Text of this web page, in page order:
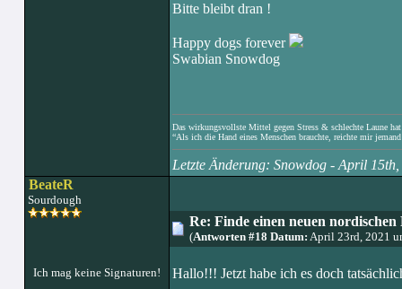
Bitte bleibt dran !
Happy dogs forever
Swabian Snowdog
Das wirkungsvollste Mittel gegen Stress & schlechte Laune
“Als ich die Hand eines Menschen brauchte, reichte mir jemand
Letzte Änderung: Snowdog - April
BeateR
Sourdough
Ich mag keine Signaturen!
Re: Finde einen neuen
(Antworten #18 Datum: April 23rd, 2021
Hallo!!! Jetzt habe ich es doch